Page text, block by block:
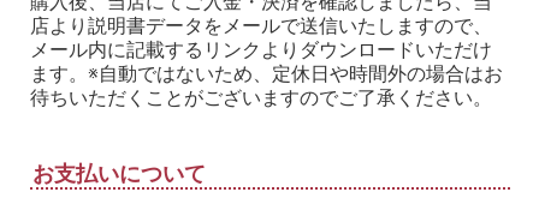
店より説明書データをメールで送信いたしますので、
メール内に記載するリンクよりダウンロードいただけ
ます。※自動ではないため、定休日や時間外の場合はお
待ちいただくことがございますのでご了承ください。
お支払いについて